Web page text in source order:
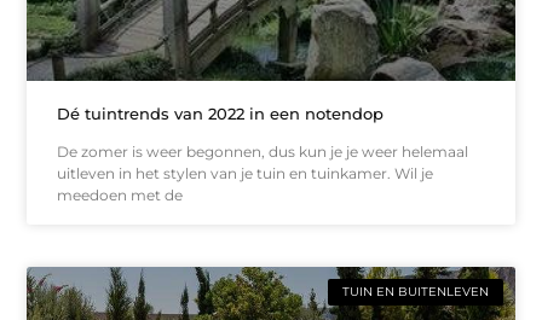
Dé tuintrends van 2022 in een notendop
De zomer is weer begonnen, dus kun je je weer helemaal
uitleven in het stylen van je tuin en tuinkamer. Wil je
meedoen met de
TUIN EN BUITENLEVEN